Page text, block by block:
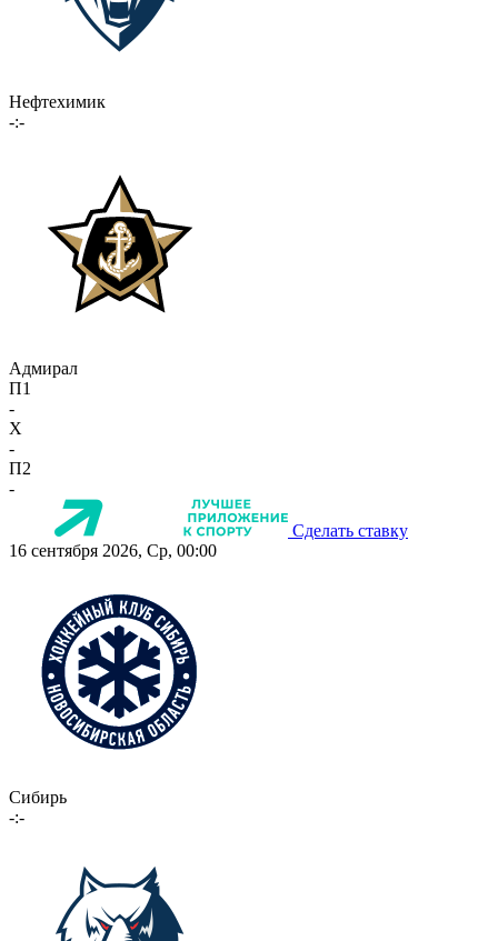
Нефтехимик
-:-
Адмирал
П1
-
X
-
П2
-
Сделать ставку
16 сентября 2026, Ср, 00:00
Сибирь
-:-